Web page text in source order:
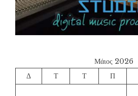
Μάιος 2026
Δ
Τ Τ Π